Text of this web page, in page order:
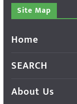
Site Map
Home
SEARCH
About Us